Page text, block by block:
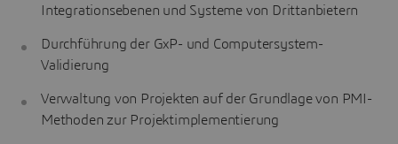
Integrationsebenen und Systeme von Drittanbietern
Durchführung der GxP- und Computersystem-
Validierung
Verwaltung von Projekten auf der Grundlage von PMI-
Methoden zur Projektimplementierung